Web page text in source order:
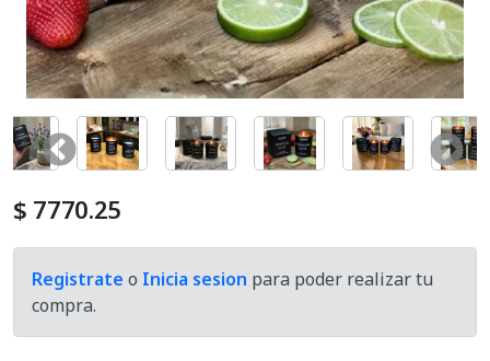
$ 7770.25
Registrate o Inicia sesion para poder realizar tu
compra.
Cosmetica Del Automotor
Defumacion
Equipos Aromatizador
Exhibidores
Hornillos
Home And Deco